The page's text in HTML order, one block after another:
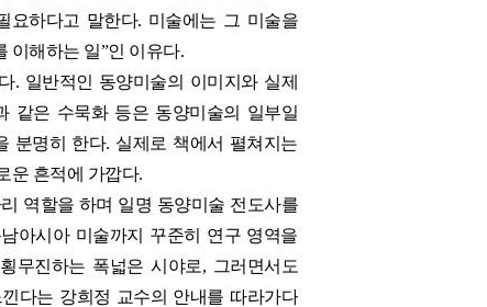
요하다고 말한다. 미술에는 그 미술을
이해하는 일”인 이유다.
. 일반적인 동양미술의 이미지와 실제
같은 수묵화 등은 동양미술의 일부일
분명히 한다. 실제로 책에서 펼쳐지는
운 흔적에 가깝다.
역할을 하며 일명 동양미술 전도사를
아시아 미술까지 꾸준히 연구 영역을
무진하는 폭넓은 시야로, 그러면서도
다는 강희정 교수의 안내를 따라가다